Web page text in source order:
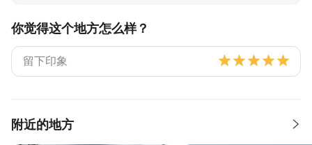
你觉得这个地方怎么样？
附近的地方